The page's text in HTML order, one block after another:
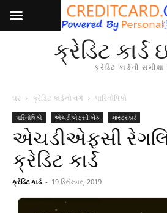
ક્રેડિટ કાર્ડ
ક્રેડિટ કાર્ડની સમીક્ષા
ઘર ક્રેડિટ કાર્ડનો વર્ગ પારિતોષિકો
પારિતોષિકો એચડીએફસી બેંક માસ્ટરકાર્ડ
એચડીએફસી
ક્રેડિટ કાર્ડ
ક્રેડિટ કાર્ડ - 19 ડિસેમ્બર, 2019